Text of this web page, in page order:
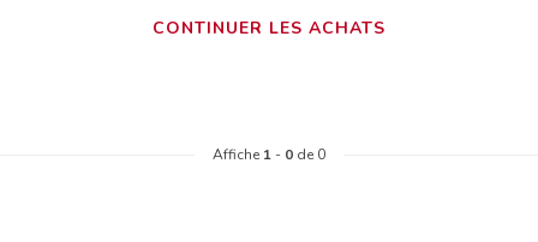
CONTINUER LES ACHATS
Affiche 1 - 0 de 0